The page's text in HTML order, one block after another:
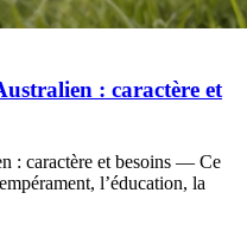
: caractère et
: caractère et besoins — Ce
l’éducation, la